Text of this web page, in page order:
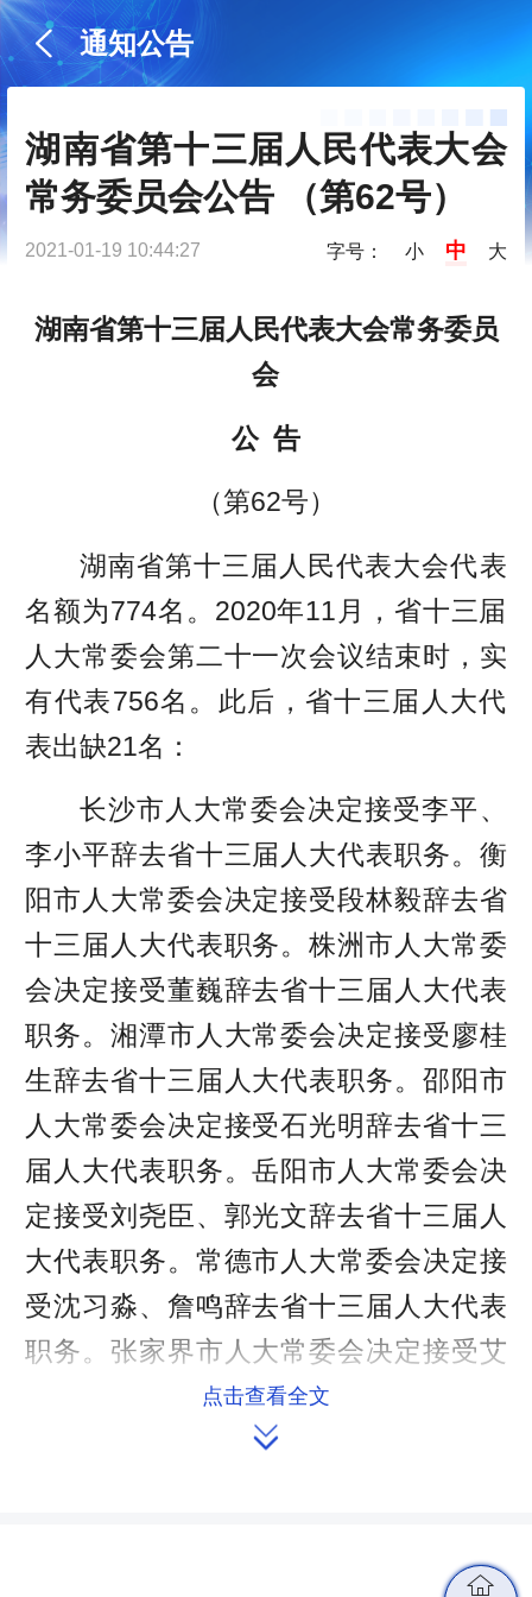
通知公告
湖南省第十三届人民代表大会
常务委员会公告 （第62号）
2021-01-19 10:44:27 字号： 小 中 大
湖南省第十三届人民代表大会常务委员
会
公 告
（第62号）
湖南省第十三届人民代表大会代表
名额为774名。2020年11月，省十三届
人大常委会第二十一次会议结束时，实
有代表756名。此后，省十三届人大代
表出缺21名：
长沙市人大常委会决定接受李平、
李小平辞去省十三届人大代表职务。衡
阳市人大常委会决定接受段林毅辞去省
十三届人大代表职务。株洲市人大常委
会决定接受董巍辞去省十三届人大代表
职务。湘潭市人大常委会决定接受廖桂
生辞去省十三届人大代表职务。邵阳市
人大常委会决定接受石光明辞去省十三
届人大代表职务。岳阳市人大常委会决
定接受刘尧臣、郭光文辞去省十三届人
大代表职务。常德市人大常委会决定接
受沈习淼、詹鸣辞去省十三届人大代表
职务。张家界市人大常委会决定接受艾
可知辞去省十三届人大代表职务。郴州
市人大常委会决定接受江波辞去省十三
务。省军区选举委员会会议决定接受蔡
点击查看全文
